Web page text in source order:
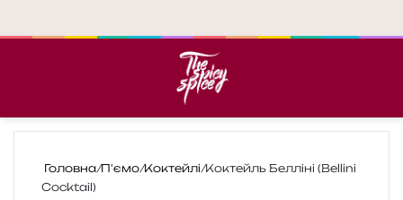
Головна/П'ємо/Коктейлі/Коктейль Белліні (Bellini
Cocktail)